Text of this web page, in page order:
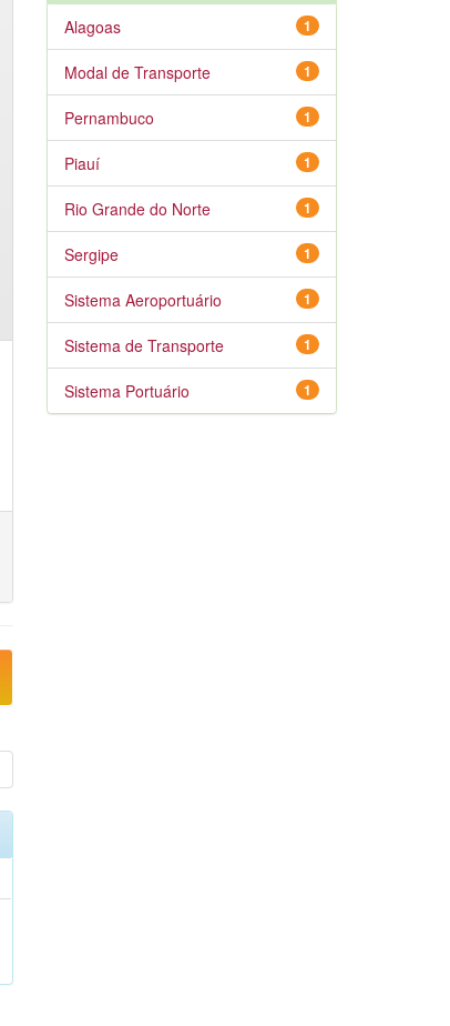
1
Alagoas
1
Modal de Transporte
1
Pernambuco
1
Piauí
1
Rio Grande do Norte
1
Sergipe
1
Sistema Aeroportuário
1
Sistema de Transporte
1
Sistema Portuário